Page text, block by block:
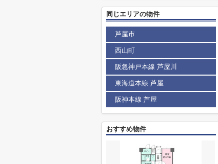
同じエリアの物件
芦屋市
西山町
阪急神戸本線 芦屋川
東海道本線 芦屋
阪神本線 芦屋
おすすめ物件